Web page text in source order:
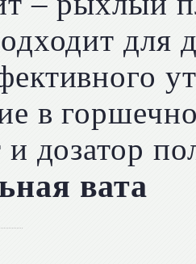
для
в
и дозатор
вата